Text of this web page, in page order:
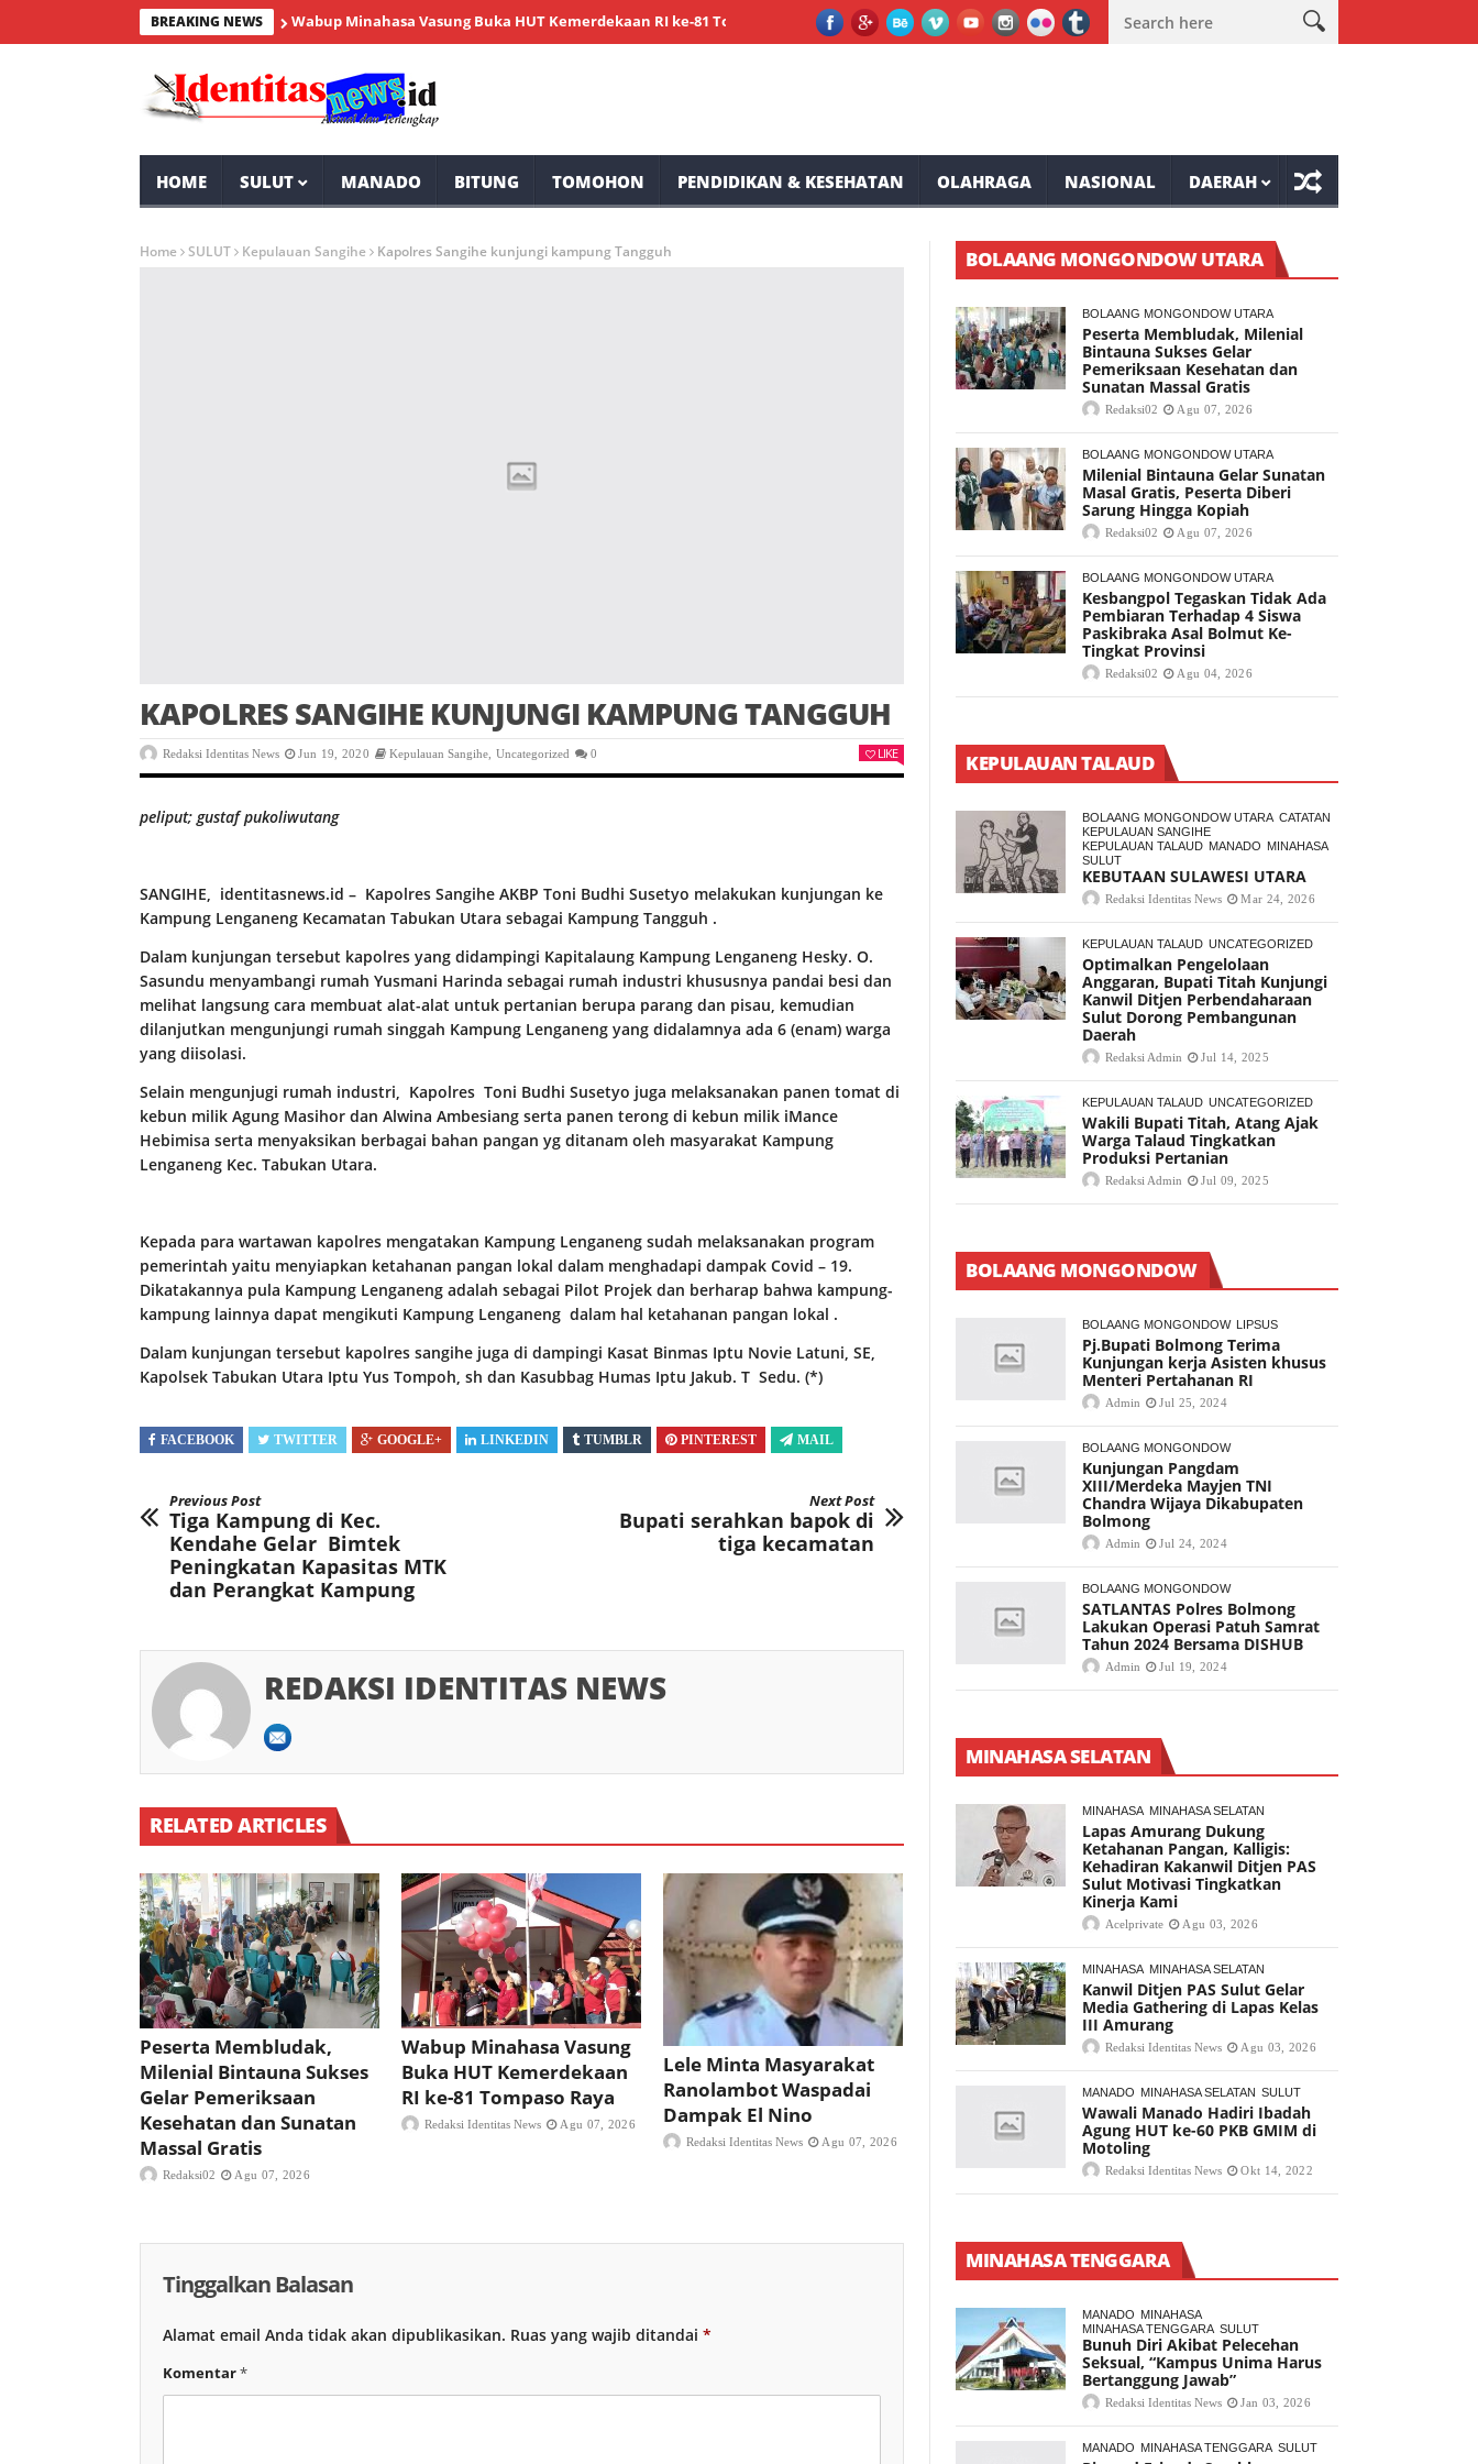
BREAKING NEWSWabup Minahasa Vasung Buka HUT Kemerdekaan RI ke-81 Tompaso Raya Lele Minta Masyarakat Ranolambot Waspadai Dampak El Nino Legislator DPRD
HOME SULUT MANADO BITUNG TOMOHON PENDIDIKAN & KESEHATAN OLAHRAGA NASIONAL DAERAH
Home SULUT Kepulauan Sangihe Kapolres Sangihe kunjungi kampung Tangguh
KAPOLRES SANGIHE KUNJUNGI KAMPUNG TANGGUH
Redaksi Identitas News Jun 19, 2020 Kepulauan Sangihe Uncategorized 0 LIKE
peliput; gustaf pukoliwutang
SANGIHE, identitasnews.id – Kapolres Sangihe AKBP Toni Budhi Susetyo melakukan kunjungan ke
Kampung Lenganeng Kecamatan Tabukan Utara sebagai Kampung Tangguh .
Dalam kunjungan tersebut kapolres yang didampingi Kapitalaung Kampung Lenganeng Hesky. O.
Sasundu menyambangi rumah Yusmani Harinda sebagai rumah industri khususnya pandai besi dan
melihat langsung cara membuat alat-alat untuk pertanian berupa parang dan pisau, kemudian
dilanjutkan mengunjungi rumah singgah Kampung Lenganeng yang didalamnya ada 6 (enam) warga
yang diisolasi.
Selain mengunjugi rumah industri, Kapolres Toni Budhi Susetyo juga melaksanakan panen tomat di
kebun milik Agung Masihor dan Alwina Ambesiang serta panen terong di kebun milik iMance
Hebimisa serta menyaksikan berbagai bahan pangan yg ditanam oleh masyarakat Kampung
Lenganeng Kec. Tabukan Utara.
Kepada para wartawan kapolres mengatakan Kampung Lenganeng sudah melaksanakan program
pemerintah yaitu menyiapkan ketahanan pangan lokal dalam menghadapi dampak Covid – 19.
Dikatakannya pula Kampung Lenganeng adalah sebagai Pilot Projek dan berharap bahwa kampung-
kampung lainnya dapat mengikuti Kampung Lenganeng dalam hal ketahanan pangan lokal .
Dalam kunjungan tersebut kapolres sangihe juga di dampingi Kasat Binmas Iptu Novie Latuni, SE,
Kapolsek Tabukan Utara Iptu Yus Tompoh, sh dan Kasubbag Humas Iptu Jakub. T Sedu. (*)
FACEBOOK TWITTER GOOGLE+ LINKEDIN TUMBLR PINTEREST MAIL
Previous Post
Tiga Kampung di Kec.
Kendahe Gelar Bimtek
Peningkatan Kapasitas MTK
dan Perangkat Kampung
Next Post
Bupati serahkan bapok di
tiga kecamatan
REDAKSI IDENTITAS NEWS
RELATED ARTICLES
Peserta Membludak,
Milenial Bintauna Sukses
Gelar Pemeriksaan
Kesehatan dan Sunatan
Massal Gratis
Redaksi02 Agu 07, 2026
Wabup Minahasa Vasung
Buka HUT Kemerdekaan
RI ke-81 Tompaso Raya
Redaksi Identitas News Agu 07, 2026
Lele Minta Masyarakat
Ranolambot Waspadai
Dampak El Nino
Redaksi Identitas News Agu 07, 2026
Tinggalkan Balasan
Alamat email Anda tidak akan dipublikasikan. Ruas yang wajib ditandai *
Komentar*
BOLAANG MONGONDOW UTARA
BOLAANG MONGONDOW UTARA
Peserta Membludak, Milenial
Bintauna Sukses Gelar
Pemeriksaan Kesehatan dan
Sunatan Massal Gratis
Redaksi02 Agu 07, 2026
BOLAANG MONGONDOW UTARA
Milenial Bintauna Gelar Sunatan
Masal Gratis, Peserta Diberi
Sarung Hingga Kopiah
Redaksi02 Agu 07, 2026
BOLAANG MONGONDOW UTARA
Kesbangpol Tegaskan Tidak Ada
Pembiaran Terhadap 4 Siswa
Paskibraka Asal Bolmut Ke-
Tingkat Provinsi
Redaksi02 Agu 04, 2026
KEPULAUAN TALAUD
BOLAANG MONGONDOW UTARA CATATAN
KEPULAUAN SANGIHE
KEPULAUAN TALAUD MANADO MINAHASA
SULUT
KEBUTAAN SULAWESI UTARA
Redaksi Identitas News Mar 24, 2026
KEPULAUAN TALAUD UNCATEGORIZED
Optimalkan Pengelolaan
Anggaran, Bupati Titah Kunjungi
Kanwil Ditjen Perbendaharaan
Sulut Dorong Pembangunan
Daerah
Redaksi Admin Jul 14, 2025
KEPULAUAN TALAUD UNCATEGORIZED
Wakili Bupati Titah, Atang Ajak
Warga Talaud Tingkatkan
Produksi Pertanian
Redaksi Admin Jul 09, 2025
BOLAANG MONGONDOW
BOLAANG MONGONDOW LIPSUS
Pj.Bupati Bolmong Terima
Kunjungan kerja Asisten khusus
Menteri Pertahanan RI
Admin Jul 25, 2024
BOLAANG MONGONDOW
Kunjungan Pangdam
XIII/Merdeka Mayjen TNI
Chandra Wijaya Dikabupaten
Bolmong
Admin Jul 24, 2024
BOLAANG MONGONDOW
SATLANTAS Polres Bolmong
Lakukan Operasi Patuh Samrat
Tahun 2024 Bersama DISHUB
Admin Jul 19, 2024
MINAHASA SELATAN
MINAHASA MINAHASA SELATAN
Lapas Amurang Dukung
Ketahanan Pangan, Kalligis:
Kehadiran Kakanwil Ditjen PAS
Sulut Motivasi Tingkatkan
Kinerja Kami
Acelprivate Agu 03, 2026
MINAHASA MINAHASA SELATAN
Kanwil Ditjen PAS Sulut Gelar
Media Gathering di Lapas Kelas
III Amurang
Redaksi Identitas News Agu 03, 2026
MANADO MINAHASA SELATAN SULUT
Wawali Manado Hadiri Ibadah
Agung HUT ke-60 PKB GMIM di
Motoling
Redaksi Identitas News Okt 14, 2022
MINAHASA TENGGARA
MANADO MINAHASA
MINAHASA TENGGARA SULUT
Bunuh Diri Akibat Pelecehan
Seksual, “Kampus Unima Harus
Bertanggung Jawab”
Redaksi Identitas News Jan 03, 2026
MANADO MINAHASA TENGGARA SULUT